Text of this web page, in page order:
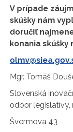
V prípade
skúšky nám
doručiť
konania skúšky
Mgr. Tomáš
Slovenská
odbor
Švermova 43